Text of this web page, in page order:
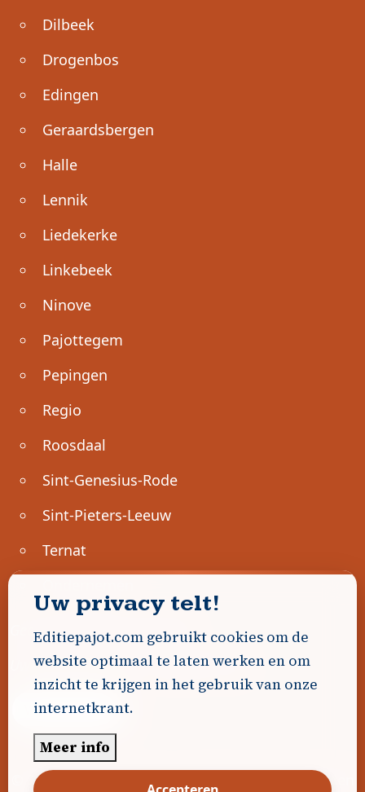
Dilbeek
Drogenbos
Edingen
Geraardsbergen
Halle
Lennik
Liedekerke
Linkebeek
Ninove
Pajottegem
Pepingen
Regio
Roosdaal
Sint-Genesius-Rode
Sint-Pieters-Leeuw
Ternat
Geen advertenties gevonden.
Uw advertentie hier? Contacteer ons!
Word Partner!
© 2026 Editiepajot.com
Algemene voorwaarden
Uw privacy telt!
Editiepajot.com gebruikt cookies om de
website optimaal te laten werken en om
inzicht te krijgen in het gebruik van onze
internetkrant.
Meer info